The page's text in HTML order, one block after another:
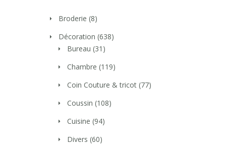
Broderie (8)
Décoration (638)
Bureau (31)
Chambre (119)
Coin Couture & tricot (77)
Coussin (108)
Cuisine (94)
Divers (60)